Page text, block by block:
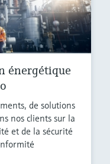
énergétique
de solutions
nos clients sur la
et de la sécurité